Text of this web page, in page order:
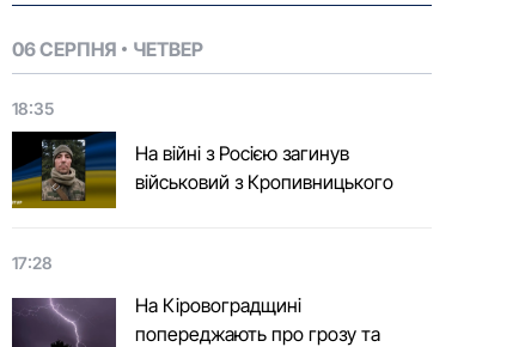
06 СЕРПНЯ ЧЕТВЕР
18:35
На війні з Росією загинув
військовий з Кропивницького
17:28
На Кіровоградщині
попереджають про грозу та